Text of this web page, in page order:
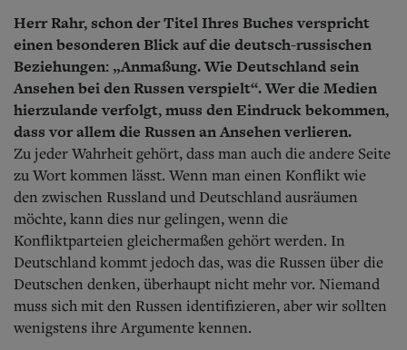
Kontakt
Impressum
Datenschutz
Herr Rahr, schon der Titel Ihres Buches verspricht
einen besonderen Blick auf die deutsch-russischen
Beziehungen: „Anmaßung. Wie Deutschland sein
Ansehen bei den Russen verspielt“. Wer die Medien
hierzulande verfolgt, muss den Eindruck bekommen,
dass vor allem die Russen an Ansehen verlieren.
Zu jeder Wahrheit gehört, dass man auch die andere Seite
zu Wort kommen lässt. Wenn man einen Konflikt wie
den zwischen Russland und Deutschland ausräumen
möchte, kann dies nur gelingen, wenn die
Konfliktparteien gleichermaßen gehört werden. In
Deutschland kommt jedoch das, was die Russen über die
Deutschen denken, überhaupt nicht mehr vor. Niemand
muss sich mit den Russen identifizieren, aber wir sollten
wenigstens ihre Argumente kennen.